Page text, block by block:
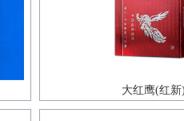
大红鹰(红新